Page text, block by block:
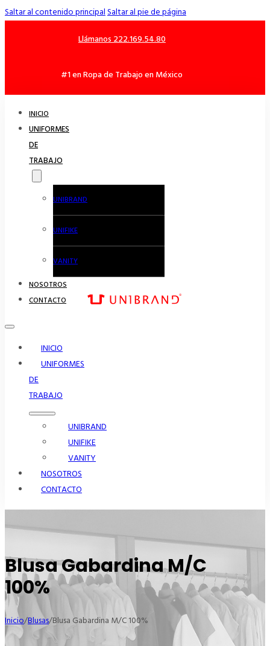
Saltar al contenido principalSaltar al pie de página
Llámanos 222.169.54.80
#1 en Ropa de Trabajo en México
INICIO
UNIFORMES
DE
TRABAJO
UNIBRAND
UNIFIKE
VANITY
NOSOTROS
CONTACTO
INICIO
UNIFORMES
DE
TRABAJO
UNIBRAND
UNIFIKE
VANITY
NOSOTROS
CONTACTO
Blusa Gabardina M/C
100%
Inicio/Blusas/Blusa Gabardina M/C 100%